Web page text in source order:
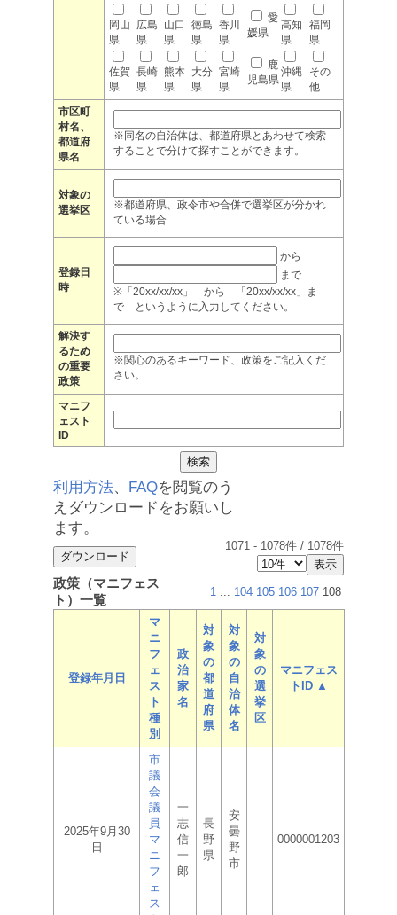
岡山
県
広島
県
山口
県
徳島
県
香川
県
愛
媛県
高知
県
福岡
県
佐賀
県
長崎
県
熊本
県
大分
県
宮崎
県
鹿
児島県
沖縄
県
その
他
市区町
村名、
都道府
県名
※同名の自治体は、都道府県とあわせて検索
することで分けて探すことができます。
対象の
選挙区
※都道府県、政令市や合併で選挙区が分かれ
ている場合
登録日
時
から
まで
※「20xx/xx/xx」 から 「20xx/xx/xx」ま
で というように入力してください。
解決す
るため
の重要
政策
※関心のあるキーワード、政策をご記入くだ
さい。
マニフ
ェスト
ID
利用方法、 FAQを閲覧のう
えダウンロードをお願いし
ます。
1071 - 1078件 / 1078件
政策（マニフェス
ト）一覧
1 ... 104 105 106 107 108
登録年月日
マ
ニ
フ
ェ
ス
ト
種
別
政
治
家
名
対
象
の
都
道
府
県
対
象
の
自
治
体
名
対
象
の
選
挙
区
マニフェス
トID ▲
2025年9月30
日
市
議
会
議
員
マ
ニ
フ
ェ
ス
一
志
信
一
郎
長
野
県
安
曇
野
市
0000001203